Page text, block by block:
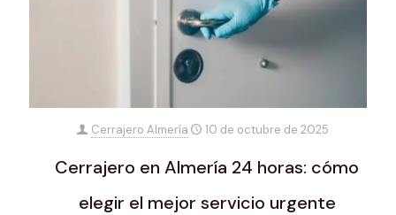
Cerrajero Almería 10 de octubre de 2025
Cerrajero en Almería 24 horas: cómo
elegir el mejor servicio urgente